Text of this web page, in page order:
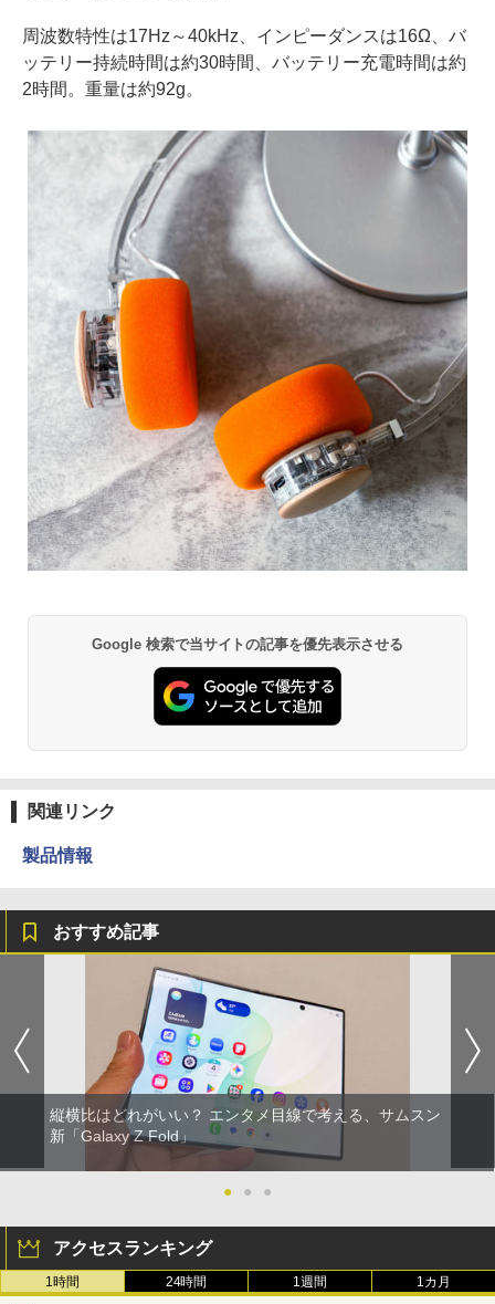
周波数特性は17Hz～40kHz、インピーダンスは16Ω、バ
ッテリー持続時間は約30時間、バッテリー充電時間は約
2時間。重量は約92g。
Google 検索で当サイトの記事を優先表示させる
関連リンク
製品情報
おすすめ記事
縦横比はどれがいい？ エンタメ目線で考える、サムスン
新「Galaxy Z Fold」
● ● ●
アクセスランキング
1時間 24時間 1週間 1カ月